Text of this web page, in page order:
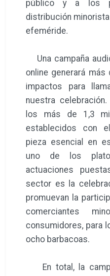
público y a los
distribución
efeméride.
Una campaña
online generará
impactos para
nuestra
los más de 1,3
establecidos con
pieza esencial en
uno de los
actuaciones
sector es la
promuevan la
comerciantes
consumidores, para
ocho barbacoas.
En total, la